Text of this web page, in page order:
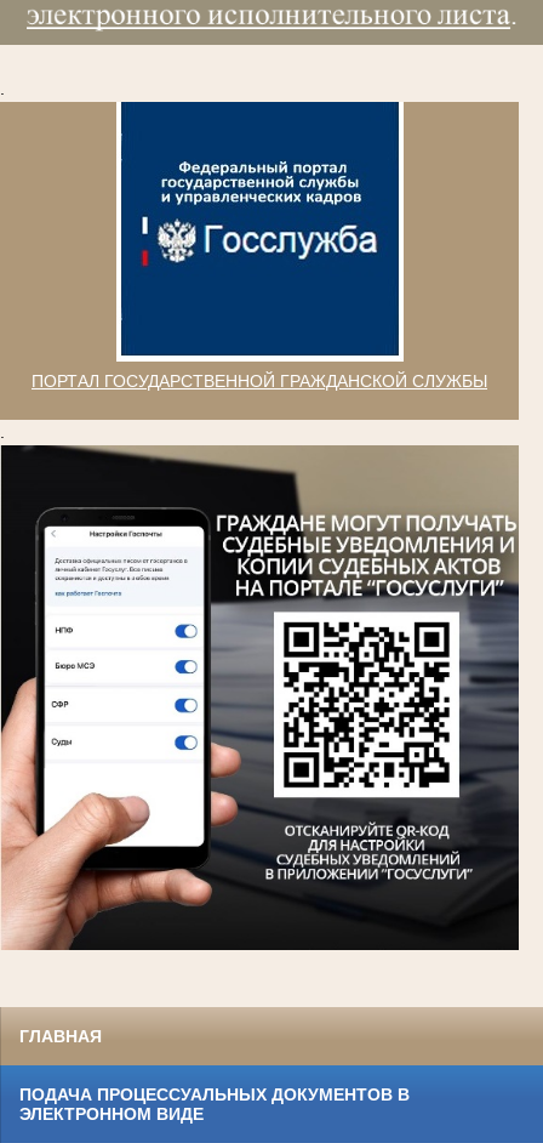
ПОРТАЛ ГОСУДАРСТВЕННОЙ ГРАЖДАНСКОЙ СЛУЖБЫ
ГЛАВНАЯ
ПОДАЧА ПРОЦЕССУАЛЬНЫХ ДОКУМЕНТОВ В
ЭЛЕКТРОННОМ ВИДЕ